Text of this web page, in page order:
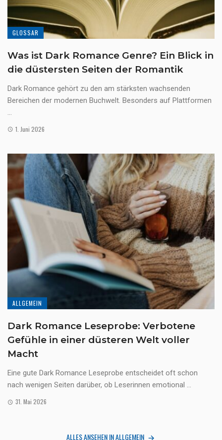
GLOSSAR
Was ist Dark Romance Genre? Ein Blick in
die düstersten Seiten der Romantik
Dark Romance gehört zu den am stärksten wachsenden
Bereichen der modernen Buchwelt. Besonders auf Plattformen
...
1. Juni 2026
ALLGEMEIN
Dark Romance Leseprobe: Verbotene
Gefühle in einer düsteren Welt voller
Macht
Eine gute Dark Romance Leseprobe entscheidet oft schon
nach wenigen Seiten darüber, ob Leserinnen emotional ...
31. Mai 2026
ALLES ANSEHEN IN ALLGEMEIN